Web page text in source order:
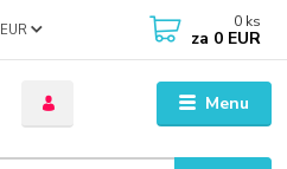
Menu
EUR 0 ks
za 0 EUR